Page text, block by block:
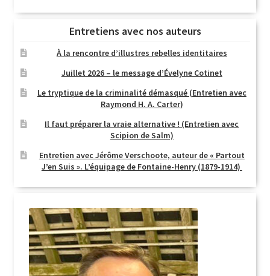
Entretiens avec nos auteurs
À la rencontre d’illustres rebelles identitaires
Juillet 2026 – le message d’Évelyne Cotinet
Le tryptique de la criminalité démasqué (Entretien avec
Raymond H. A. Carter)
Il faut préparer la vraie alternative ! (Entretien avec
Scipion de Salm)
Entretien avec Jérôme Verschoote, auteur de « Partout
J’en Suis ». L’équipage de Fontaine-Henry (1879-1914)